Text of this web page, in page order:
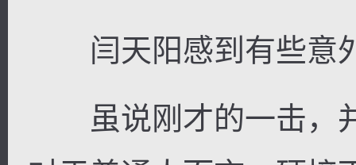
闫天阳感到有些意
虽说刚才的一击，